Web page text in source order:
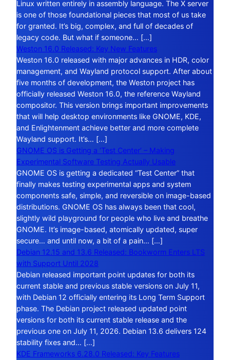
Linux written entirely in assembly language. The X server
is one of those foundational pieces that most of us take
for granted. It’s big, complex, and full of decades of
legacy code. But what if someone… […]
Weston 16.0 Released: Key New Features
Weston 16.0 released with major advances in HDR, color
management, and Wayland protocol support. After about
five months of development, the Weston project has
officially released Weston 16.0, the reference Wayland
compositor. This version brings important improvements
that will help desktop environments like GNOME, KDE,
and Enlightenment achieve better and more complete
Wayland support. It’s… […]
GNOME OS is Getting a ‘Test Center’ – Making
Experimental Software Testing Actually Usable
GNOME OS is getting a dedicated “Test Center” that
finally makes testing experimental apps and system
components safe, simple, and reversible on image-based
distributions. GNOME OS has always been that cool,
slightly wild playground for people who live and breathe
GNOME. It’s image-based, atomically updated, super
secure… and until now, a bit of a pain… […]
Debian 12.15 and 13.6 Released: Bookworm Enters LTS
with Support Until 2028
Debian released important point updates for both its
current stable and previous stable versions on July 11,
with Debian 12 officially entering its Long Term Support
phase. The Debian project released updated point
versions for both its current stable release and the
previous one on July 11, 2026. Debian 13.6 delivers 124
stability fixes and… […]
KDE Frameworks 6.28.0 Released: Key Features